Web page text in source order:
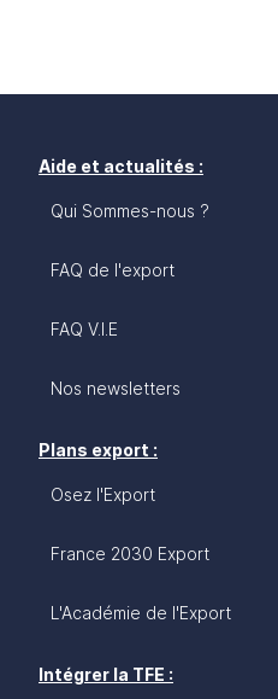
Aide et actualités :
Qui Sommes-nous ?
FAQ de l'export
FAQ V.I.E
Nos newsletters
Plans export :
Osez l'Export
France 2030 Export
L'Académie de l'Export
Intégrer la TFE :